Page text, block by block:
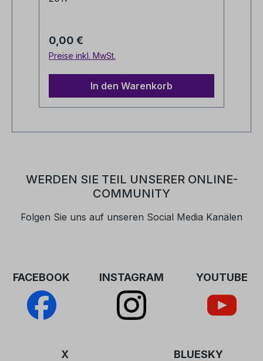
Regulärer Preis:
0,00 €
Preise inkl. MwSt.
In den Warenkorb
WERDEN SIE TEIL UNSERER ONLINE-
COMMUNITY
Folgen Sie uns auf unseren Social Media Kanälen
FACEBOOK INSTAGRAM YOUTUBE
X BLUESKY